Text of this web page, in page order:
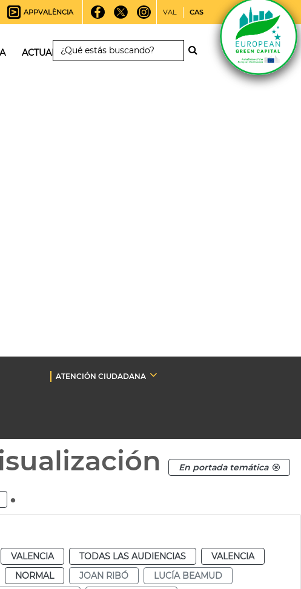
APPVALÈNCIA VAL CAS
ACTUALIDAD
ATENCIÓN CIUDADANA
En portada temática
.
VALENCIA TODAS LAS AUDIENCIAS
VALENCIA
NORMAL JOAN RIBÓ
LUCÍA BEAMUD